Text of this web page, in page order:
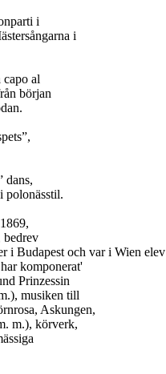
i
i
capo al
början
dans,
polonässtil.
bedrev
i Budapest och var i Wien elev
komponerat'
Prinzessin
musiken till
Askungen,
m.), körverk,